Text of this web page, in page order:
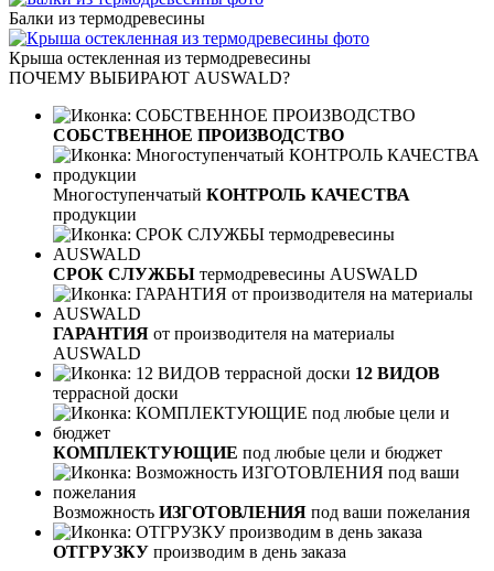
Балки из термодревесины
Крыша остекленная из термодревесины
ПОЧЕМУ ВЫБИРАЮТ AUSWALD?
СОБСТВЕННОЕ ПРОИЗВОДСТВО
Многоступенчатый КОНТРОЛЬ КАЧЕСТВА
продукции
СРОК СЛУЖБЫ термодревесины AUSWALD
ГАРАНТИЯ от производителя на материалы
AUSWALD
12 ВИДОВ
террасной доски
КОМПЛЕКТУЮЩИЕ под любые цели и бюджет
Возможность ИЗГОТОВЛЕНИЯ под ваши пожелания
ОТГРУЗКУ производим в день заказа